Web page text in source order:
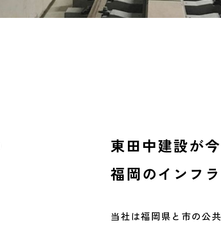
東田中建設が
福岡のインフ
当社は福岡県と市の公